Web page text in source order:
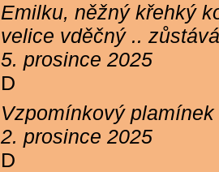
Emilku, něžný křehký
velice vděčný ..
5. prosince 2025
D
Vzpomínkový
2. prosince 2025
D